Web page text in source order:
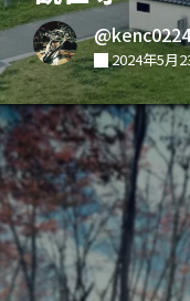
@kenc0224
2024年5月